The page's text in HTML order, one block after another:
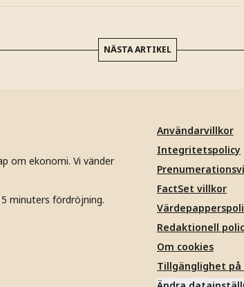
NÄSTA ARTIKEL
om ekonomi. Vi vänder
minuters fördröjning.
Användarvillkor
Integritetspolicy
FactSet villkor
Redaktionell
Om cookies
Tillgänglighet på